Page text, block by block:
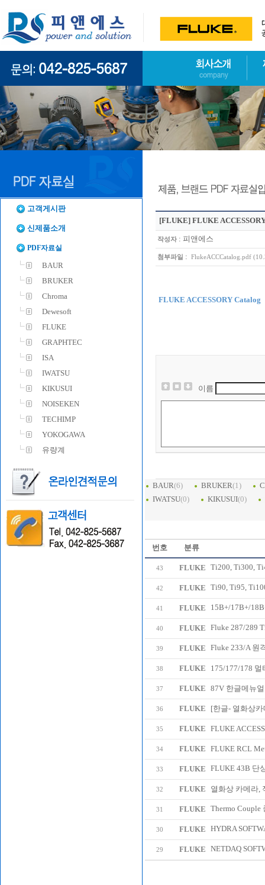
고객게시판
신제품소개
PDF자료실
BAUR
BRUKER
Chroma
Dewesoft
FLUKE
GRAPHTEC
ISA
IWATSU
KIKUSUI
NOISEKEN
TECHIMP
YOKOGAWA
유량계
[FLUKE] FLUKE
작성자 : 피앤에스
첨부파일 : FlukeACCCatalog.pdf
FLUKE ACCESSORY Catalog
이름
BAUR(6) BRUKER(1)
IWATSU(0) KIKUSUI(0)
번호 분류
43 FLUKE Ti200, Ti300,
42 FLUKE Ti90, Ti95,
41 FLUKE 15B+/17B+/
40 FLUKE Fluke 287/289
39 FLUKE Fluke 233/A 원
38 FLUKE 175/177/178
37 FLUKE 87V 한글메뉴얼
36 FLUKE [한글- 열화상
35 FLUKE FLUKE
34 FLUKE FLUKE RCL
33 FLUKE FLUKE 43B 단
32 FLUKE 열화상 카메라,
31 FLUKE Thermo Couple
30 FLUKE HYDRA
29 FLUKE NETDAQ